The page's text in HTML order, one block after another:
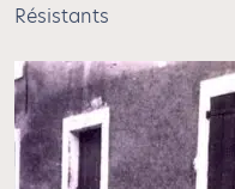
Résistants